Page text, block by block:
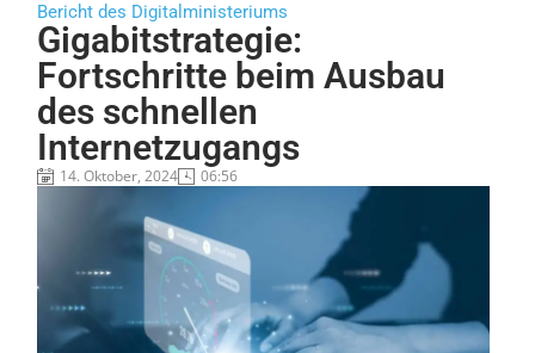
Bericht des Digitalministeriums
Gigabitstrategie:
Fortschritte beim Ausbau
des schnellen
Internetzugangs
14. Oktober, 2024 06:56